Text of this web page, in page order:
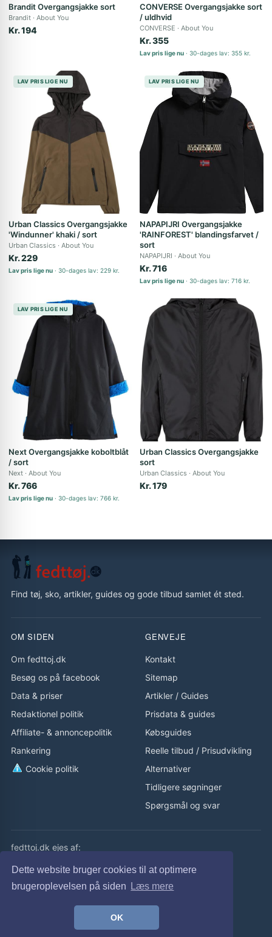
Dette website bruger cookies til at optimere
brugeroplevelsen på siden
Læs mere
OK
Brandit Overgangsjakke sort
Brandit About You
Kr. 194
CONVERSE Overgangsjakke sort
/ uldhvid
CONVERSE About You
Kr. 355
Lav pris lige nu 30-dages lav: 355 kr.
LAV PRIS LIGE NU
Urban Classics Overgangsjakke
'Windunner' khaki / sort
Urban Classics About You
Kr. 229
Lav pris lige nu 30-dages lav: 229 kr.
LAV PRIS LIGE NU
NAPAPIJRI Overgangsjakke
'RAINFOREST' blandingsfarvet /
sort
NAPAPIJRI About You
Kr. 716
Lav pris lige nu 30-dages lav: 716 kr.
LAV PRIS LIGE NU
Next Overgangsjakke koboltblåt
/ sort
Next About You
Kr. 766
Lav pris lige nu 30-dages lav: 766 kr.
Urban Classics Overgangsjakke
sort
Urban Classics About You
Kr. 179
Find tøj, sko, artikler, guides og gode tilbud samlet ét sted.
OM SIDEN
Om fedttoj.dk
Besøg os på facebook
Data & priser
Redaktionel politik
Affiliate- & annoncepolitik
Rankering
Cookie politik
GENVEJE
Kontakt
Sitemap
Artikler / Guides
Prisdata & guides
Købsguides
Reelle tilbud / Prisudvikling
Alternativer
Tidligere søgninger
Spørgsmål og svar
fedttoj.dk ejes af:
eLaursen ApS
Cvr: 32308929